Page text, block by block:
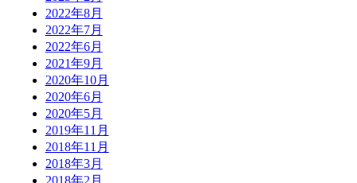
2022年8月
2022年7月
2022年6月
2021年9月
2020年10月
2020年6月
2020年5月
2019年11月
2018年11月
2018年3月